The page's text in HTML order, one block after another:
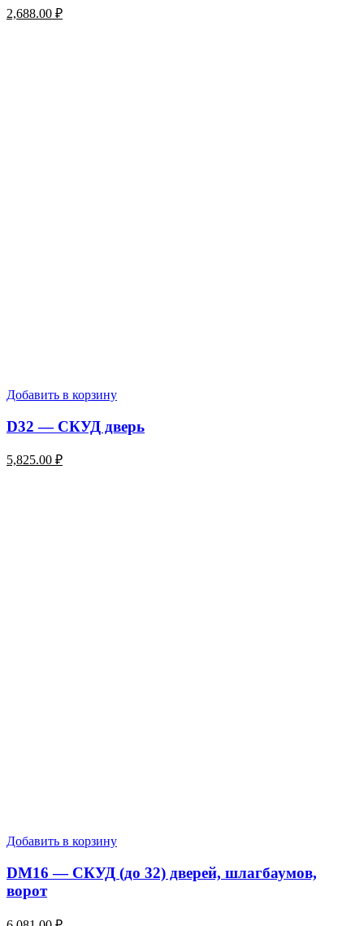
2,688.00 ₽
Добавить в корзину
D32 — СКУД дверь
5,825.00 ₽
Добавить в корзину
DM16 — СКУД (до 32) дверей, шлагбаумов,
ворот